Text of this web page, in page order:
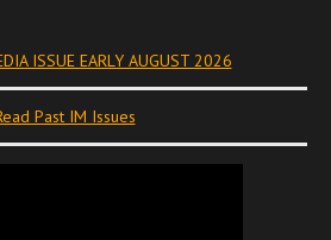
ISSUE EARLY AUGUST 2026
Past IM Issues